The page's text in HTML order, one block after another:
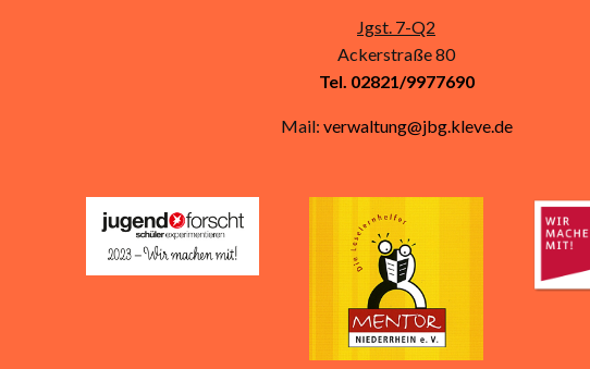
Jgst. 7-Q2
Ackerstraße 80
Tel. 02821/9977690
Mail: verwaltung@jbg.kleve.de